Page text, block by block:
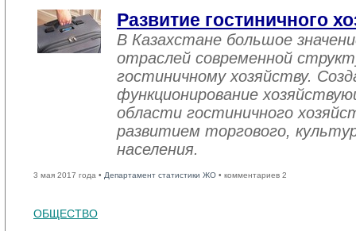
Развитие гостиничного
В Казахстане большое
отраслей современной
гостиничному хозяйству.
функционирование
области гостиничного
развитием торгового,
населения.
3 мая 2017 года • Департамент статистики ЖО • комментариев 2
ОБЩЕСТВО